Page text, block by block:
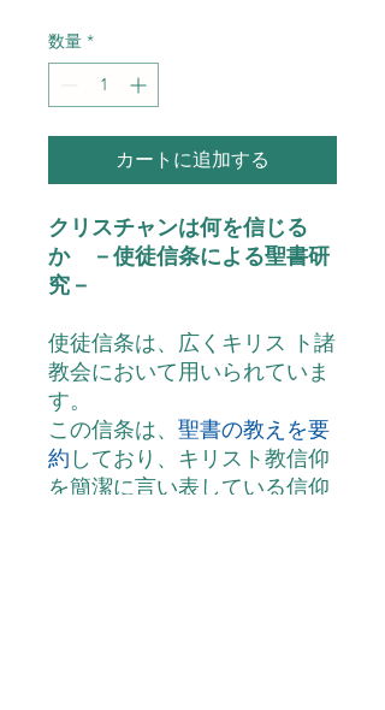
数量 *
カートに追加する
クリスチャンは何を信じる
か －使徒信条による聖書研
究－
使徒信条は、広くキリス ト諸
教会において用いられていま
す。
この信条は、 聖書の教えを要
約 しており、キリスト教信仰
を簡潔に言い表している信仰